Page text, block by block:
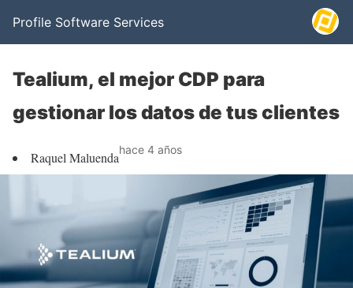
Profile Software Services
Tealium, el mejor CDP para
gestionar los datos de tus clientes
Raquel Maluendahace 4 años